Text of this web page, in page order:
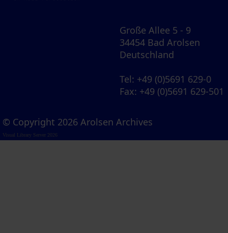
Große Allee 5 - 9
34454 Bad Arolsen
Deutschland
Tel: +49 (0)5691 629-0
Fax: +49 (0)5691 629-501
© Copyright 2026 Arolsen Archives
Visual Library Server 2026